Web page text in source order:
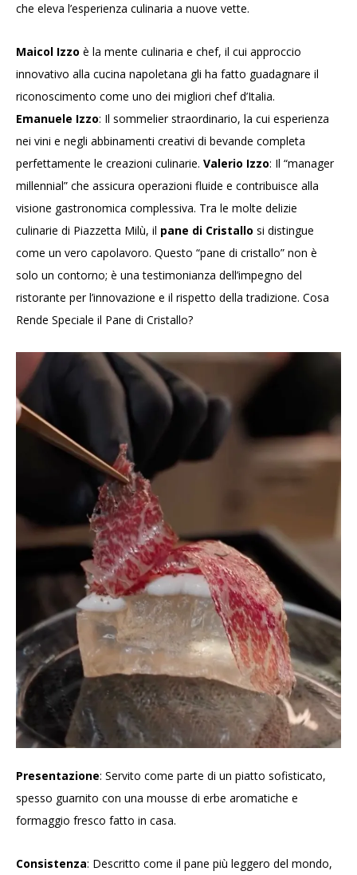
che eleva l’esperienza culinaria a nuove vette.
Maicol Izzo è la mente culinaria e chef, il cui approccio
innovativo alla cucina napoletana gli ha fatto guadagnare il
riconoscimento come uno dei migliori chef d’Italia.
Emanuele Izzo: Il sommelier straordinario, la cui esperienza
nei vini e negli abbinamenti creativi di bevande completa
perfettamente le creazioni culinarie. Valerio Izzo: Il “manager
millennial” che assicura operazioni fluide e contribuisce alla
visione gastronomica complessiva. Tra le molte delizie
culinarie di Piazzetta Milù, il pane di Cristallo si distingue
come un vero capolavoro. Questo “pane di cristallo” non è
solo un contorno; è una testimonianza dell’impegno del
ristorante per l’innovazione e il rispetto della tradizione. Cosa
Rende Speciale il Pane di Cristallo?
Presentazione: Servito come parte di un piatto sofisticato,
spesso guarnito con una mousse di erbe aromatiche e
formaggio fresco fatto in casa.
Consistenza: Descritto come il pane più leggero del mondo,